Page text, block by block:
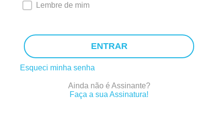
Lembre de mim
ENTRAR
Esqueci minha senha
Ainda não é Assinante?
Faça a sua Assinatura!